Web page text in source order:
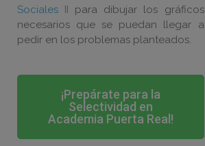
Sociales II para dibujar los gráficos
necesarios que se puedan llegar a
pedir en los problemas planteados.
¡Prepárate para la
Selectividad en
Academia Puerta Real!